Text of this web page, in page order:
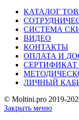
КАТАЛОГ
СИСТЕМА
ВИДЕО
КОНТАКТЫ
ОПЛАТА И
ЛИЧНЫЙ
© Moltini.pro 2019-
Закрыть меню